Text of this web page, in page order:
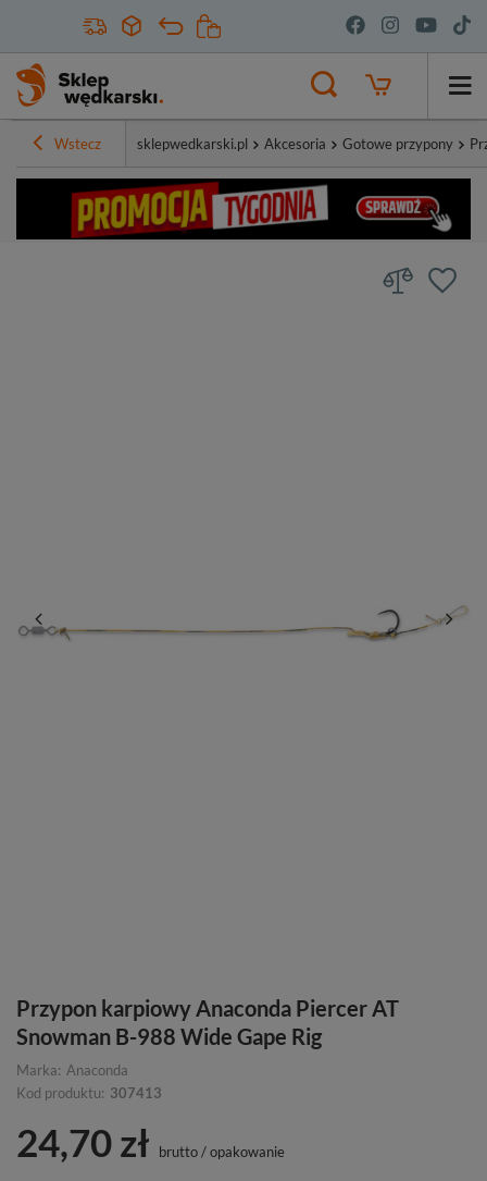
Wstecz sklepwedkarski.pl Akcesoria Gotowe przypony
Przypon karpiowy Anaconda Piercer AT
Snowman B-988 Wide Gape Rig
Marka: Anaconda
Kod produktu: 307413
24,70 zł brutto/opakowanie